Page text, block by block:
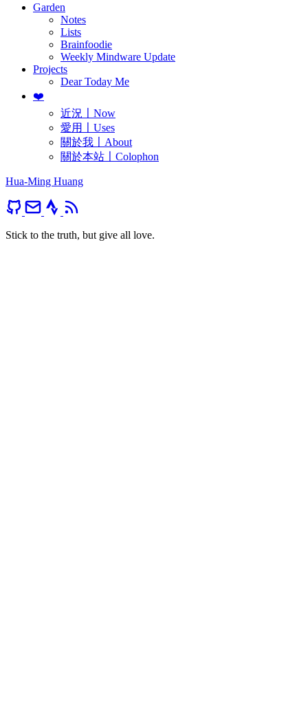
Garden
Notes
Lists
Brainfoodie
Weekly Mindware Update
Projects
Dear Today Me
❤️
近況〡Now
愛用〡Uses
關於我〡About
關於本站〡Colophon
Hua-Ming Huang
Stick to the truth, but give all love.